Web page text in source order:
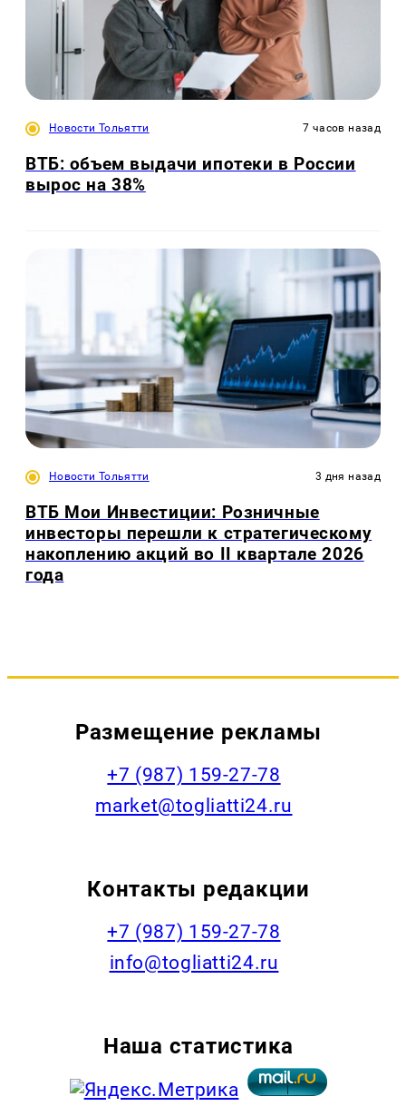
Новости Тольятти 7 часов назад
ВТБ: объем выдачи ипотеки в России
вырос на 38%
Новости Тольятти 3 дня назад
ВТБ Мои Инвестиции: Розничные
инвесторы перешли к стратегическому
накоплению акций во II квартале 2026
года
Размещение рекламы
+7 (987) 159-27-78
market@togliatti24.ru
Контакты редакции
+7 (987) 159-27-78
info@togliatti24.ru
Наша статистика